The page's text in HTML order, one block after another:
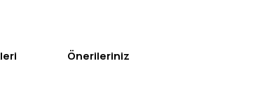
Önerileriniz